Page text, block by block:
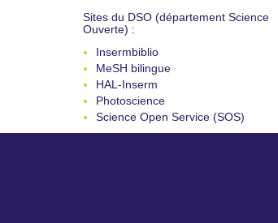
Sites du DSO (département Science
Ouverte) :
Insermbiblio
MeSH bilingue
HAL-Inserm
Photoscience
Science Open Service (SOS)